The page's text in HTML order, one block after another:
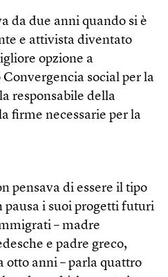
da due anni quando si è
e attivista diventato
opzione a
social per la
responsabile della
firme necessarie per la
pensava di essere il tipo
pausa i suoi progetti futuri
– madre
e padre greco,
otto anni – parla quattro